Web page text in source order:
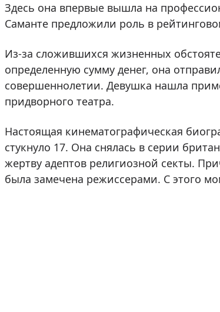
Здесь она впервые вышла на
Саманте предложили роль в
Из-за сложившихся жизненных
определенную сумму денег, она
совершеннолетии. Девушка нашла
придворного театра.
Настоящая кинематографическая
стукнуло 17. Она снялась в серии
жертву адептов религиозной секты.
была замечена режиссерами. С этого